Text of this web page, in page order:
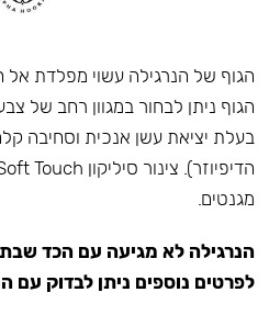
הגוף של הנרגילה עשוי מפלדת אל
הגוף ניתן לבחור במגוון רחב של
בעלת יציאת עשן אנכית וסחיבה
מגנטים.
הנרגילה לא מגיעה עם הכד
לפרטים נוספים ניתן לבדוק עם